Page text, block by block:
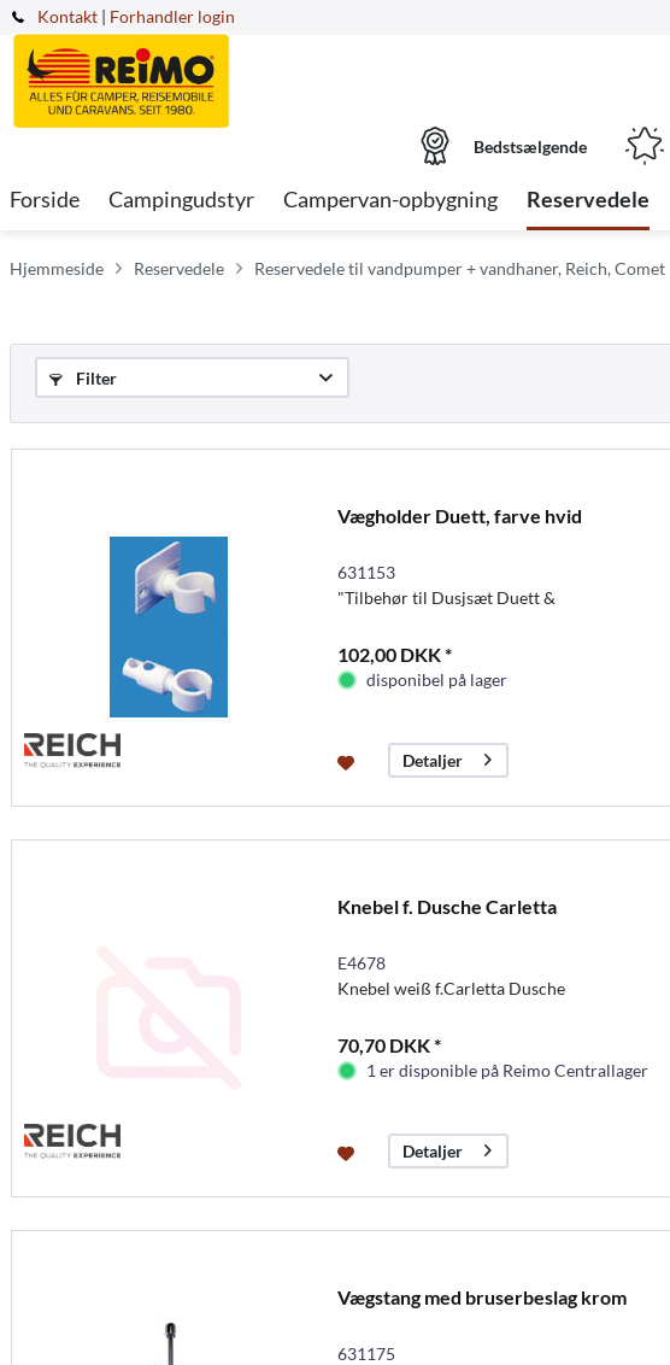
Kontakt | Forhandler login
Bedstsælgende
Forside Campingudstyr Campervan-opbygning Reservedele
Hjemmeside Reservedele Reservedele til vandpumper + vandhaner, Reich, Comet
Filter
Vægholder Duett, farve hvid
631153
"Tilbehør til Dusjsæt Duett &
102,00 DKK *
disponibel på lager
Detaljer
Knebel f. Dusche Carletta
E4678
Knebel weiß f.Carletta Dusche
70,70 DKK *
1 er disponible på Reimo Centrallager
Detaljer
Vægstang med bruserbeslag krom
631175